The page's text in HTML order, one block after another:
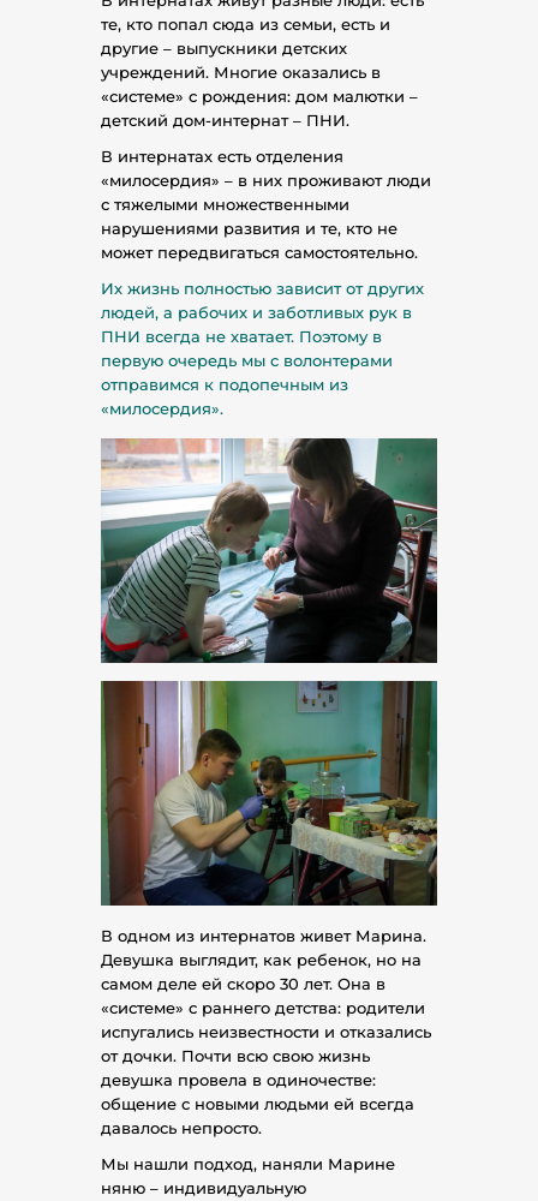
В интернатах есть отделения
«милосердия» – в них проживают люди
с тяжелыми множественными
нарушениями развития и те, кто не
может передвигаться самостоятельно.
Их жизнь полностью зависит от других
людей, а рабочих и заботливых рук в
ПНИ всегда не хватает. Поэтому в
первую очередь мы с волонтерами
отправимся к подопечным из
«милосердия».
те, кто попал сюда из семьи, есть и
другие – выпускники детских
учреждений. Многие оказались в
«системе» с рождения: дом малютки –
детский дом-интернат – ПНИ.
В одном из интернатов живет Марина.
Девушка выглядит, как ребенок, но на
самом деле ей скоро 30 лет. Она в
«системе» с раннего детства: родители
испугались неизвестности и отказались
от дочки. Почти всю свою жизнь
девушка провела в одиночестве:
общение с новыми людьми ей всегда
давалось непросто.
Мы нашли подход, наняли Марине
няню – индивидуальную